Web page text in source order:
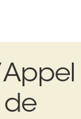
de